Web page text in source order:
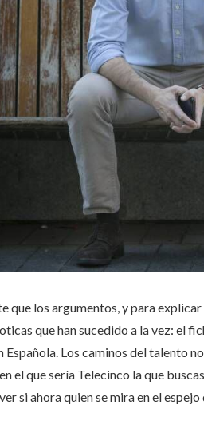
que los argumentos, y para
que han sucedido a la vez: el
Los caminos del talento
el que sería Telecinco la que
si ahora quien se mira en el